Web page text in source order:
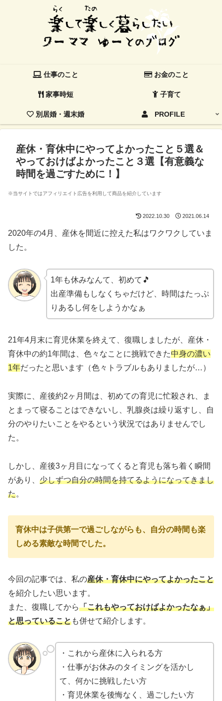
仕事のこと お金のこと
家事時短 子育て
別居婚・週末婚 PROFILE
産休・育休中にやってよかったこと５選＆
やっておけばよかったこと３選【有意義な
時間を過ごすために！】
※当サイトではアフィリエイト広告を利用して商品を紹介しています
2022.10.30 2021.06.14
2020年の4月、産休を間近に控えた私はワクワクしていま
した。
1年も休みなんて、初めて🎵
出産準備もしなくちゃだけど、時間はたっぷ
りあるし何をしようかなぁ
21年4月末に育児休業を終えて、復職しましたが、産休・
育休中の約1年間は、色々なことに挑戦できた中身の濃い
1年だったと思います（色々トラブルもありましたが…）
実際に、産後約2ヶ月間は、初めての育児に忙殺され、ま
とまって寝ることはできないし、乳腺炎は繰り返すし、自
分のやりたいことをやるという状況ではありませんでし
た。
しかし、産後3ヶ月目になってくると育児も落ち着く瞬間
があり、 少しずつ自分の時間を持てるようになってきまし
た。
育休中は子供第一で過ごしながらも、自分の時間も楽
しめる素敵な時間でした。
今回の記事では、私の産休・育休中にやってよかったこと
を紹介したい思います。
また、復職してから「これもやっておけばよかったなぁ」
と思っていることも併せて紹介します。
・これから産休に入られる方
・仕事がお休みのタイミングを活かし
て、何かに挑戦したい方
・育児休業を後悔なく、過ごしたい方